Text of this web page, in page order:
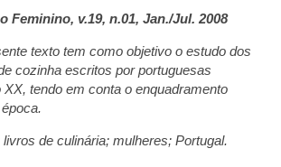
Feminino, v.19, n.01, Jan./Jul. 2008
texto tem como objetivo o estudo dos
cozinha escritos por portuguesas
XX, tendo em conta o enquadramento
de culinária; mulheres; Portugal.